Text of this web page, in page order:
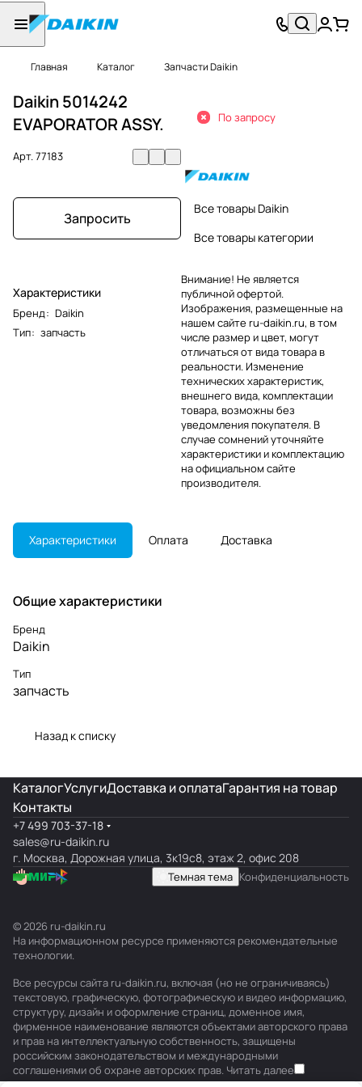
Главная Каталог Запчасти Daikin
Daikin 5014242
EVAPORATOR ASSY.
Арт.77183
Запросить
Характеристики
Бренд: Daikin
Тип: запчасть
По запросу
Все товары Daikin
Все товары категории
Внимание! Не является
публичной офертой.
Изображения, размещенные на
нашем сайте ru-daikin.ru, в том
числе размер и цвет, могут
отличаться от вида товара в
реальности. Изменение
технических характеристик,
внешнего вида, комплектации
товара, возможны без
уведомления покупателя. В
случае сомнений уточняйте
характеристики и комплектацию
на официальном сайте
производителя.
Характеристики Оплата Доставка
Общие характеристики
Бренд
Daikin
Тип
запчасть
Назад к списку
КаталогУслугиДоставка и оплатаГарантия на товар
Контакты
+7 499 703-37-18
sales@ru-daikin.ru
г. Москва, Дорожная улица, 3к19с8, этаж 2, офис 208
Темная тема Конфиденциальность
© 2026 ru-daikin.ru
На информационном ресурсе применяются рекомендательные
технологии.
Все ресурсы сайта ru-daikin.ru, включая (но не ограничиваясь)
текстовую, графическую, фотографическую и видео информацию,
структуру, дизайн и оформление страниц, доменное имя,
фирменное наименование являются объектами авторского права
и прав на интеллектуальную собственность, защищены
российским законодательством и международными
соглашениями об охране авторских прав. Читать далее